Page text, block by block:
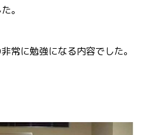
。
常に勉強になる内容でした。